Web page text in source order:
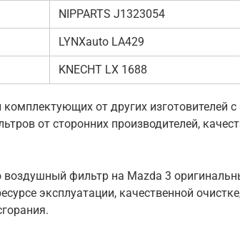
NIPPARTS J1323054
LYNXauto LA429
KNECHT LX 1688
от других изготовителей
от сторонних производителей,
фильтр на Mazda 3
эксплуатации, качественной